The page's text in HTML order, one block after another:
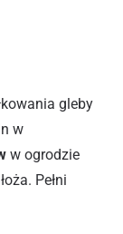
gleby
w
w ogrodzie
Pełni